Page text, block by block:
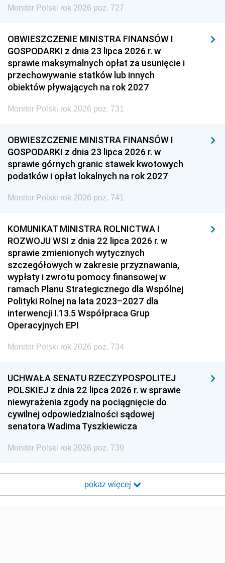
Monitor Polski rok 2026 poz. 727
OBWIESZCZENIE MINISTRA FINANSÓW I
GOSPODARKI z dnia 23 lipca 2026 r. w
sprawie maksymalnych opłat za usunięcie i
przechowywanie statków lub innych
obiektów pływających na rok 2027
Monitor Polski rok 2026 poz. 731
OBWIESZCZENIE MINISTRA FINANSÓW I
GOSPODARKI z dnia 23 lipca 2026 r. w
sprawie górnych granic stawek kwotowych
podatków i opłat lokalnych na rok 2027
Monitor Polski rok 2026 poz. 741
KOMUNIKAT MINISTRA ROLNICTWA I
ROZWOJU WSI z dnia 22 lipca 2026 r. w
sprawie zmienionych wytycznych
szczegółowych w zakresie przyznawania,
wypłaty i zwrotu pomocy finansowej w
ramach Planu Strategicznego dla Wspólnej
Polityki Rolnej na lata 2023–2027 dla
interwencji I.13.5 Współpraca Grup
Operacyjnych EPI
Monitor Polski rok 2026 poz. 734
UCHWAŁA SENATU RZECZYPOSPOLITEJ
POLSKIEJ z dnia 22 lipca 2026 r. w sprawie
niewyrażenia zgody na pociągnięcie do
cywilnej odpowiedzialności sądowej
senatora Wadima Tyszkiewicza
Monitor Polski rok 2026 poz. 739
pokaż więcej